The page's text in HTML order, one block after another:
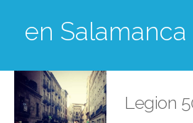
en Salamanca
Legion